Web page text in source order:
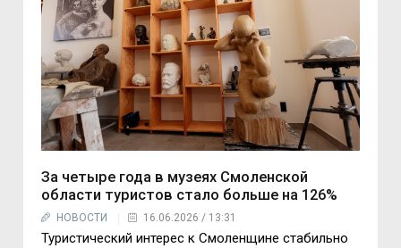
За четыре года в музеях Смоленской
области туристов стало больше на 126%
НОВОСТИ 16.06.2026 / 13:31
Туристический интерес к Смоленщине стабильно